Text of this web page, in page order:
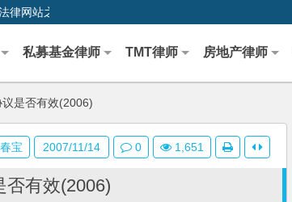
律网站之一
私募基金律师 TMT律师 房地产律师
是否有效(2006)
否有效(2006)
宝 2007/11/14 0 1,651